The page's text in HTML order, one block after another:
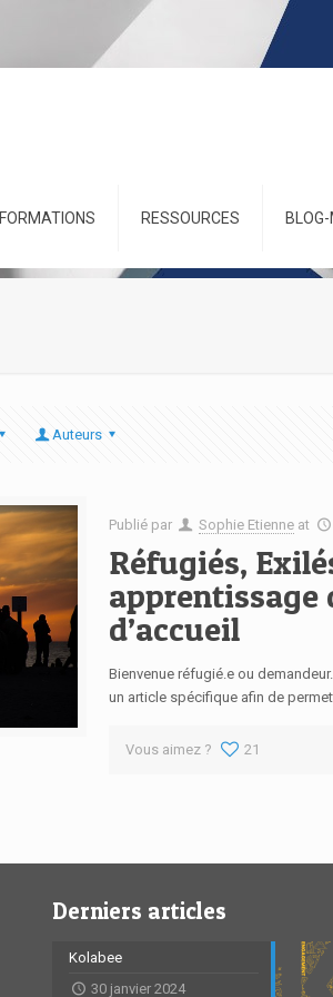
FORMATIONS RESSOURCES
Auteurs
Publié par Sophie Etienne at
Réfugiés,
apprentissage
d’accueil
Bienvenue réfugié.e ou
un article spécifique afin de
Vous aimez ? 21
Derniers articles
Kolabee
30 janvier 2024